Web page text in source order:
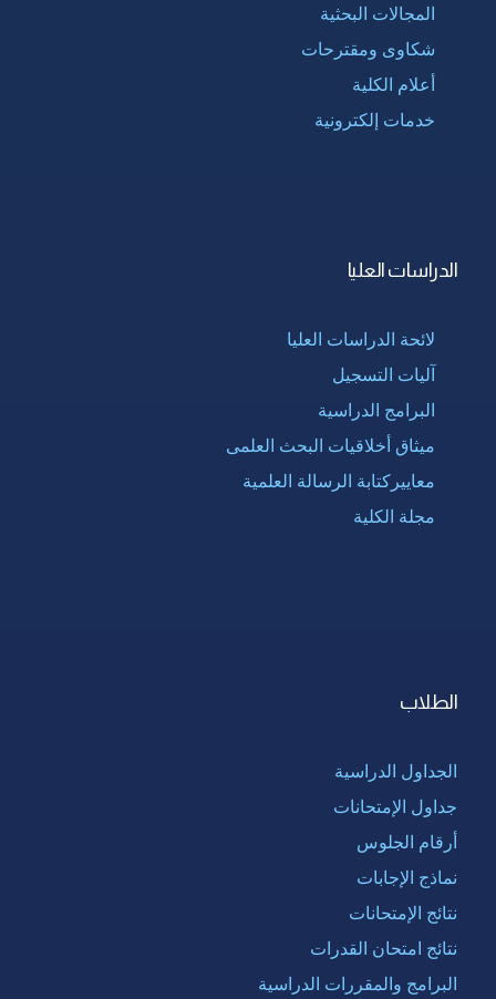
المجالات البحثية
شكاوى ومقترحات
أعلام الكلية
خدمات إلكترونية
الدراسات العليا
لائحة الدراسات العليا
آليات التسجيل
البرامج الدراسية
ميثاق أخلاقيات البحث العلمى
معاييركتابة الرسالة العلمية
مجلة الكلية
الطلاب
الجداول الدراسية
جداول الإمتحانات
أرقام الجلوس
نماذج الإجابات
نتائج الإمتحانات
نتائج امتحان القدرات
البرامج والمقررات الدراسية